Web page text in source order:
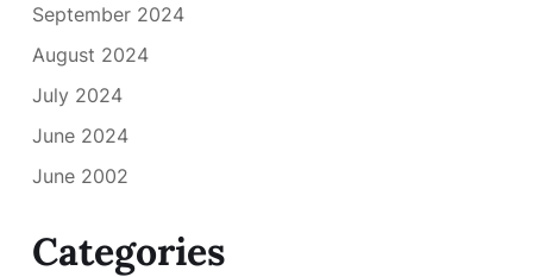
September 2024
August 2024
July 2024
June 2024
June 2002
Categories